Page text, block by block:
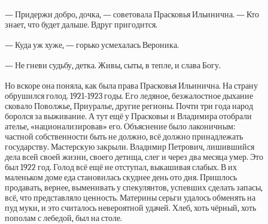
— Придержи добро, дочка, — советовала Прасковья Ильинична. — Кто
знает, что будет дальше. Вдруг пригодится.
— Куда уж хуже, — горько усмехалась Вероника.
— Не гневи судьбу, детка. Живы, сыты, в тепле, и слава Богу.
Но вскоре она поняла, как была права Прасковья Ильинична. На страну
обрушился голод. 1921-1923 годы. Его ледяное, безжалостное дыхание
сковало Поволжье, Приуралье, другие регионы. Почти три года народ
боролся за выживание. А тут ещё у Прасковьи и Владимира отобрали
ателье, «национализировав» его. Объяснение было лаконичным:
частной собственности быть не должно, всё должно принадлежать
государству. Мастерскую закрыли. Владимир Петрович, лишившийся
дела всей своей жизни, своего детища, слег и через два месяца умер. Это
был 1922 год. Голод всё ещё не отступал, выкашивая слабых. В их
маленьком доме еда становилась скуднее день ото дня. Пришлось
продавать, вернее, выменивать у спекулянтов, успевших сделать запасы,
всё, что представляло ценность. Материны серьги удалось обменять на
пуд муки, и это считалось невероятной удачей. Хлеб, хоть чёрный, хоть
пополам с лебедой, был на столе.